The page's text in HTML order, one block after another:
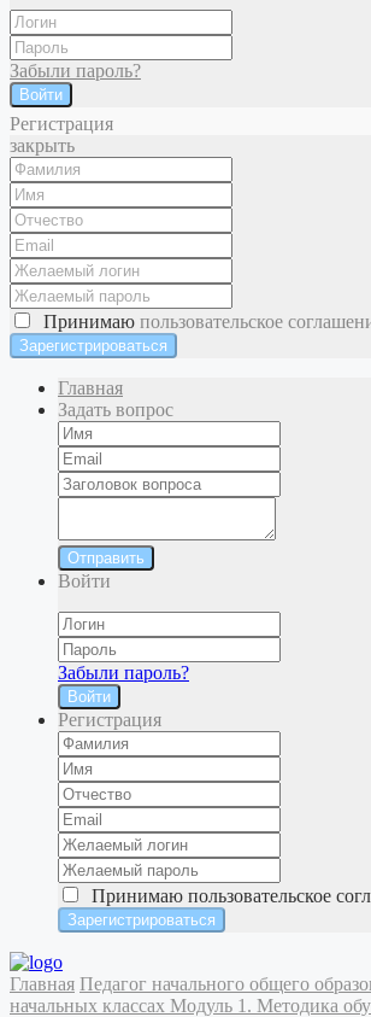
Забыли пароль?
Войти
Регистрация
закрыть
Принимаю пользовательское
Главная
Задать вопрос
Отправить
Войти
Забыли пароль?
Войти
Регистрация
Принимаю пользовательское
Главная Педагог начального общего
начальных классах Модуль 1. Методика